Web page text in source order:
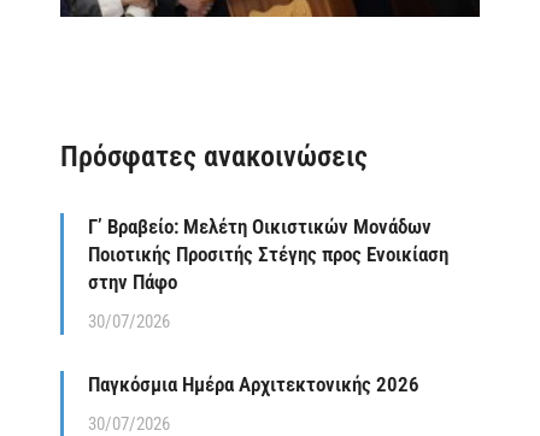
Πρόσφατες ανακοινώσεις
Γ’ Βραβείο: Μελέτη Οικιστικών Μονάδων
Ποιοτικής Προσιτής Στέγης προς Ενοικίαση
στην Πάφο
30/07/2026
Παγκόσμια Ημέρα Αρχιτεκτονικής 2026
30/07/2026